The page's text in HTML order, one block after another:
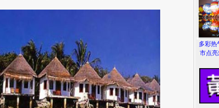
多彩热
市点